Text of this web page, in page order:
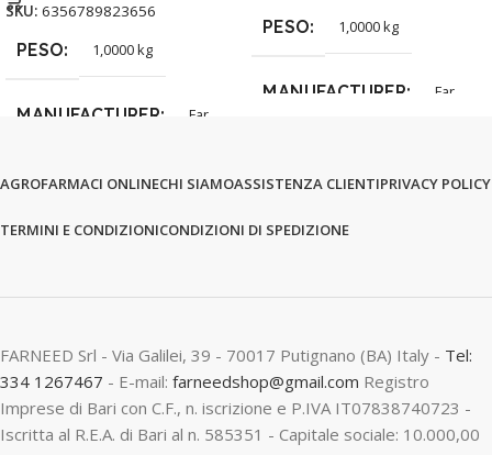
SKU: 6356789823656
PESO 1,0000 kg
MANUFACTURER Far
PESO 1,0000 kg
MANUFACTURER Far
AGROFARMACI ONLINECHI SIAMOASSISTENZA CLIENTIPRIVACY POLICY
TERMINI E CONDIZIONICONDIZIONI DI SPEDIZIONE
FARNEED Srl - Via Galilei, 39 - 70017 Putignano (BA) Italy - Tel:
334 1267467 - E-mail: farneedshop@gmail.com Registro
Imprese di Bari con C.F., n. iscrizione e P.IVA IT07838740723 -
Iscritta al R.E.A. di Bari al n. 585351 - Capitale sociale: 10.000,00